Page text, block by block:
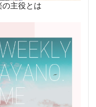
の主役とは